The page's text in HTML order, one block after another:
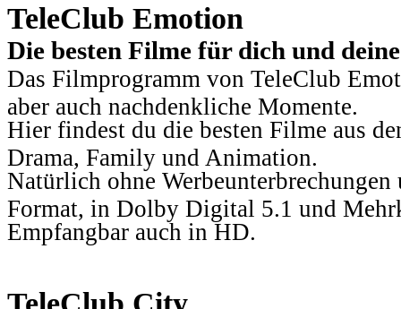
TeleClub Emotion
Die besten Filme für dich und
Das Filmprogramm von TeleClub
aber auch nachdenkliche Momente.
Hier findest du die besten Filme aus
Drama, Family und Animation.
Natürlich ohne
Format, in Dolby Digital 5.1 und
Empfangbar auch in HD.